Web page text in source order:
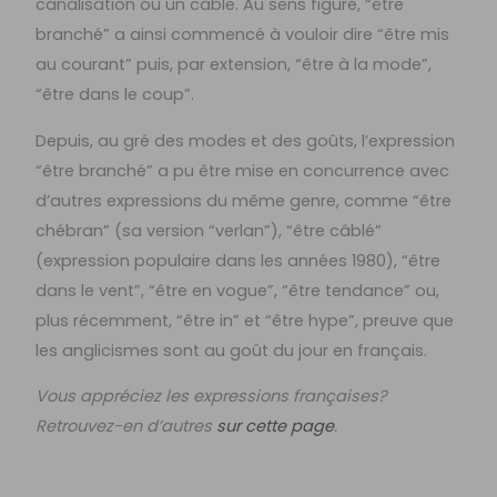
branché” a ainsi commencé à vouloir dire “être mis
au courant” puis, par extension, “être à la mode”,
“être dans le coup”.
Depuis, au gré des modes et des goûts, l’expression
“être branché” a pu être mise en concurrence avec
d’autres expressions du même genre, comme “être
chébran” (sa version “verlan”), “être câblé”
(expression populaire dans les années 1980), “être
dans le vent”, “être en vogue”, “être tendance” ou,
plus récemment, “être in” et “être hype”, preuve que
les anglicismes sont au goût du jour en français.
Vous appréciez les expressions françaises?
Retrouvez-en d’autres sur cette page.